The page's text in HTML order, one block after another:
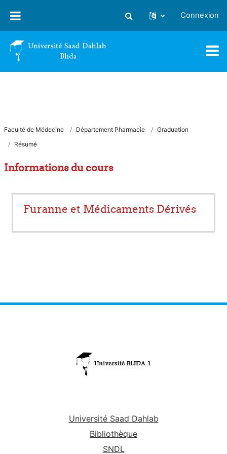
Activer/désactiver la saisie
Connexion
Faculté de Médecine Département Pharmacie
Graduation
Résumé
Informations du cours
Furanne et Médicaments Dérivés
Université Saad Dahlab
Bibliothèque
SNDL